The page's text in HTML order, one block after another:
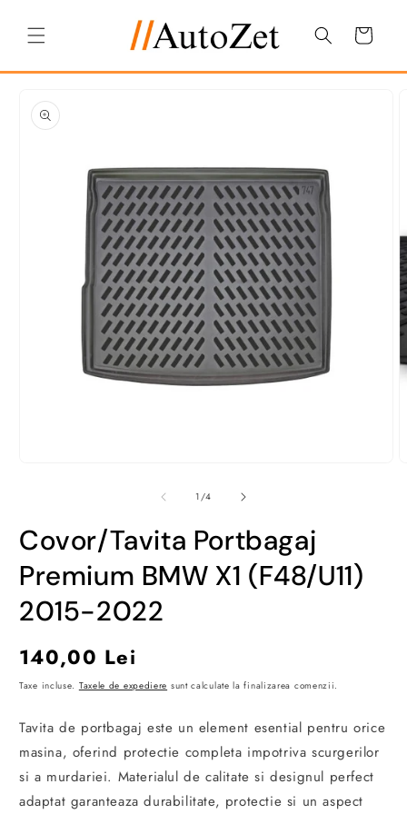
conținut
Coș
informațiile
despre
produs
o
fereastră
modală
1/din
4
Covor/Tavita Portbagaj
Premium BMW X1 (F48/U11)
2015-2022
Preț
obișnuit
140,00 Lei
Taxe incluse. Taxele de expediere sunt calculate la finalizarea comenzii.
Tavita de portbagaj este un element esential pentru orice
masina, oferind protectie completa impotriva scurgerilor
si a murdariei. Materialul de calitate si designul perfect
adaptat garanteaza durabilitate, protectie si un aspect